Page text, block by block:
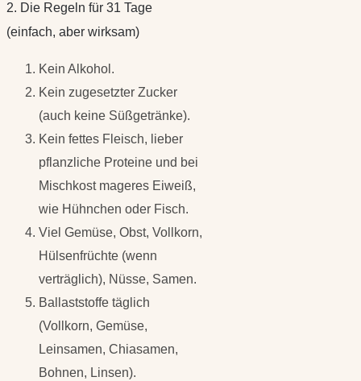
2. Die Regeln für 31 Tage
(einfach, aber wirksam)
Kein Alkohol.
Kein zugesetzter Zucker
(auch keine Süßgetränke).
Kein fettes Fleisch, lieber
pflanzliche Proteine und bei
Mischkost mageres Eiweiß,
wie Hühnchen oder Fisch.
Viel Gemüse, Obst, Vollkorn,
Hülsenfrüchte (wenn
verträglich), Nüsse, Samen.
Ballaststoffe täglich
(Vollkorn, Gemüse,
Leinsamen, Chiasamen,
Bohnen, Linsen).